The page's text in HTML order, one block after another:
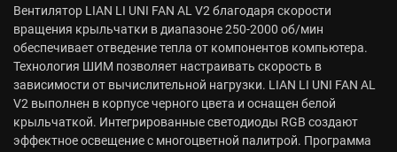
Вентилятор LIAN LI UNI FAN AL V2 благодаря скорости
вращения крыльчатки в диапазоне 250-2000 об/мин
обеспечивает отведение тепла от компонентов компьютера.
Технология ШИМ позволяет настраивать скорость в
зависимости от вычислительной нагрузки. LIAN LI UNI FAN AL
V2 выполнен в корпусе черного цвета и оснащен белой
крыльчаткой. Интегрированные светодиоды RGB создают
эффектное освещение с многоцветной палитрой. Программа